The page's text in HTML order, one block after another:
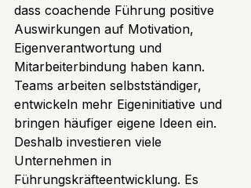
dass coachende Führung positive
Auswirkungen auf Motivation,
Eigenverantwortung und
Mitarbeiterbindung haben kann.
Teams arbeiten selbstständiger,
entwickeln mehr Eigeninitiative und
bringen häufiger eigene Ideen ein.
Deshalb investieren viele
Unternehmen in
Führungskräfteentwicklung. Es